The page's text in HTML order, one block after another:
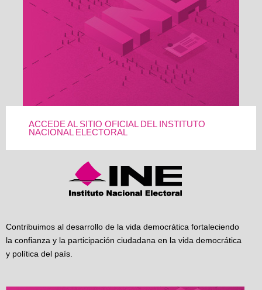
ACCEDE AL SITIO OFICIAL DEL INSTITUTO
NACIONAL ELECTORAL
Contribuimos al desarrollo de la vida democrática fortaleciendo
la confianza y la participación ciudadana en la vida democrática
y política del país.